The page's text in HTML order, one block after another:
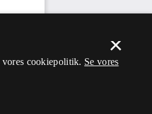
×
vores cookiepolitik. Se vores